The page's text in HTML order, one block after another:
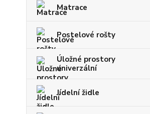
Matrace
Postelové rošty
Úložné prostory
univerzální
Jídelní židle